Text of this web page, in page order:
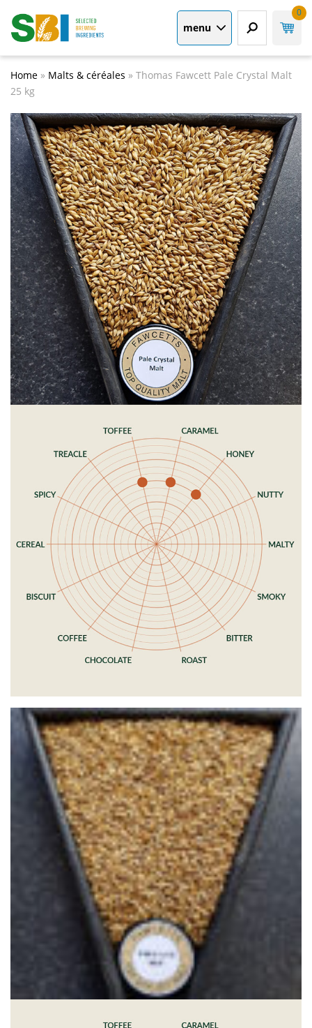
menu
0
Home » Malts & céréales » Thomas Fawcett Pale Crystal Malt
25 kg